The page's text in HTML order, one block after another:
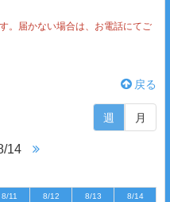
。届かない場合は、お電話にてご
戻る
14
週 月
8/11
8/12
8/13
8/14